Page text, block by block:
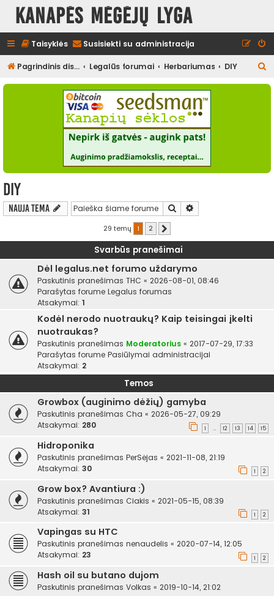
Kanapės mėgėjų lyga
Taisyklės Susisiekti su administracija
Pagrindinis diskusijų puslapis Legalūs forumai Herbariumas DIY
e
DIY
Nauja tema Ieškoti
29 temų 1 2
Svarbūs pranešimai
Dėl legalus.net forumo uždarymo
Paskutinis pranešimas THC « 2026-08-01, 08:46
Parašytas forume Legalus forumas
Atsakymai: 1
Kodėl nerodo nuotraukų? Kaip teisingai įkelti
nuotraukas?
Paskutinis pranešimas Moderatorius « 2017-07-29, 17:33
Parašytas forume Pasiūlymai administracijai
Atsakymai: 2
Temos
Growbox (auginimo dėžių) gamyba
Paskutinis pranešimas Cha « 2026-05-27, 09:29
Atsakymai: 280 1 … 12 13 14 15
Hidroponika
Paskutinis pranešimas PerSėjas « 2021-11-08, 21:19
Atsakymai: 30 1 2
Grow box? Avantiura :)
Paskutinis pranešimas Ciakis « 2021-05-15, 08:39
Atsakymai: 31 1 2
Vapingas su HTC
Paskutinis pranešimas nenaudelis « 2020-07-14, 12:05
Atsakymai: 23 1 2
Hash oil su butano dujom
Paskutinis pranešimas Volkas « 2019-10-14, 21:02